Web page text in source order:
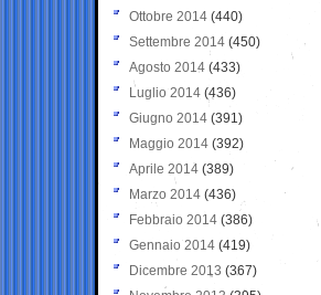
Ottobre 2014 (440)
Settembre 2014 (450)
Agosto 2014 (433)
Luglio 2014 (436)
Giugno 2014 (391)
Maggio 2014 (392)
Aprile 2014 (389)
Marzo 2014 (436)
Febbraio 2014 (386)
Gennaio 2014 (419)
Dicembre 2013 (367)